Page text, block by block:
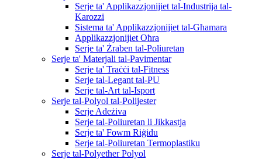
Serje ta' Applikazzjonijiet tal-Industrija tal-
Karozzi
Sistema ta' Applikazzjonijiet tal-Għamara
Applikazzjonijiet Oħra
Serje ta' Żraben tal-Poliuretan
Serje ta' Materjali tal-Pavimentar
Serje ta' Traċċi tal-Fitness
Serje tal-Legant tal-PU
Serje tal-Art tal-Isport
Serje tal-Polyol tal-Polijester
Serje Adeżiva
Serje tal-Poliuretan li Jikkastja
Serje ta' Fowm Riġidu
Serje tal-Poliuretan Termoplastiku
Serje tal-Polyether Polyol